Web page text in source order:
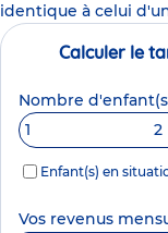
identique à celui
Calculer le
Nombre
1
2
Enfant(s) en
Vos revenus